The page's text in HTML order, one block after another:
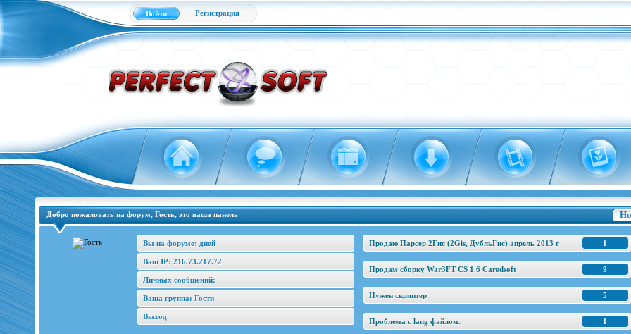
Войти Регистрация
Добро пожаловать на форум, Гость, это ваша панель
Вы на форуме: дней
Ваш IP: 216.73.217.72
Личных сообщений:
Ваша группа: Гости
Выход
1
Продаю Парсер 2Гис (2Gis, ДубльГис) апрель 2013 г
9
Продам сборку War3FT CS 1.6 Caredsoft
5
Нужен скриптер
1
Проблема с lang файлом.